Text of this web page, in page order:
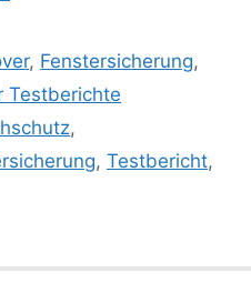
, Fenstersicherung,
Testberichte
,
, Testbericht,